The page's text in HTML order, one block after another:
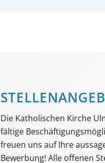
Die Katholischen Kirche
fältige
freuen uns auf Ihre
Bewerbung! Alle offenen